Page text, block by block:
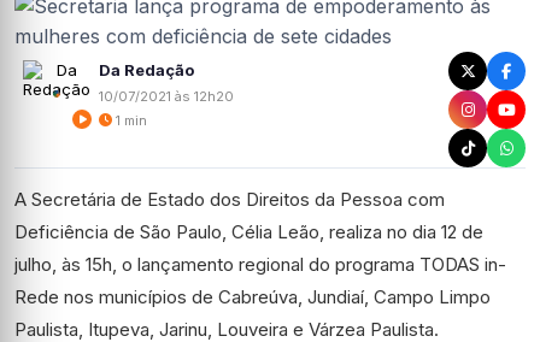
Da Redação
10/07/2021 às 12h20
1 min
A Secretária de Estado dos Direitos da Pessoa com
Deficiência de São Paulo, Célia Leão, realiza no dia 12 de
julho, às 15h, o lançamento regional do programa TODAS in-
Rede nos municípios de Cabreúva, Jundiaí, Campo Limpo
Paulista, Itupeva, Jarinu, Louveira e Várzea Paulista.